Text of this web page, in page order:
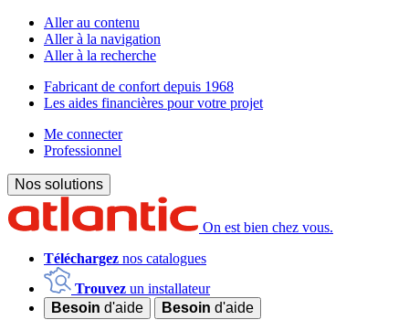
Aller au contenu
Aller à la navigation
Aller à la recherche
Fabricant de confort depuis 1968
Les aides financières pour votre projet
Me connecter
Professionnel
Nos solutions
On est bien chez vous.
Téléchargez nos catalogues
Trouvez un installateur
Besoin d'aide Besoin d'aide